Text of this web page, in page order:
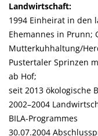
Landwirtschaft:
1994 Einheirat in den
Ehemannes in Prunn;
Mutterkuhhaltung/
Pustertaler Sprinzen
ab Hof;
seit 2013 ökologische
2002–2004
BILA-Programmes
30.07.2004